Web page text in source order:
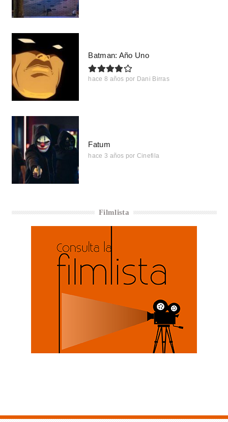
Batman: Año Uno
hace 8 años por Dani Birras
Fatum
hace 3 años por Cinefila
Filmlista